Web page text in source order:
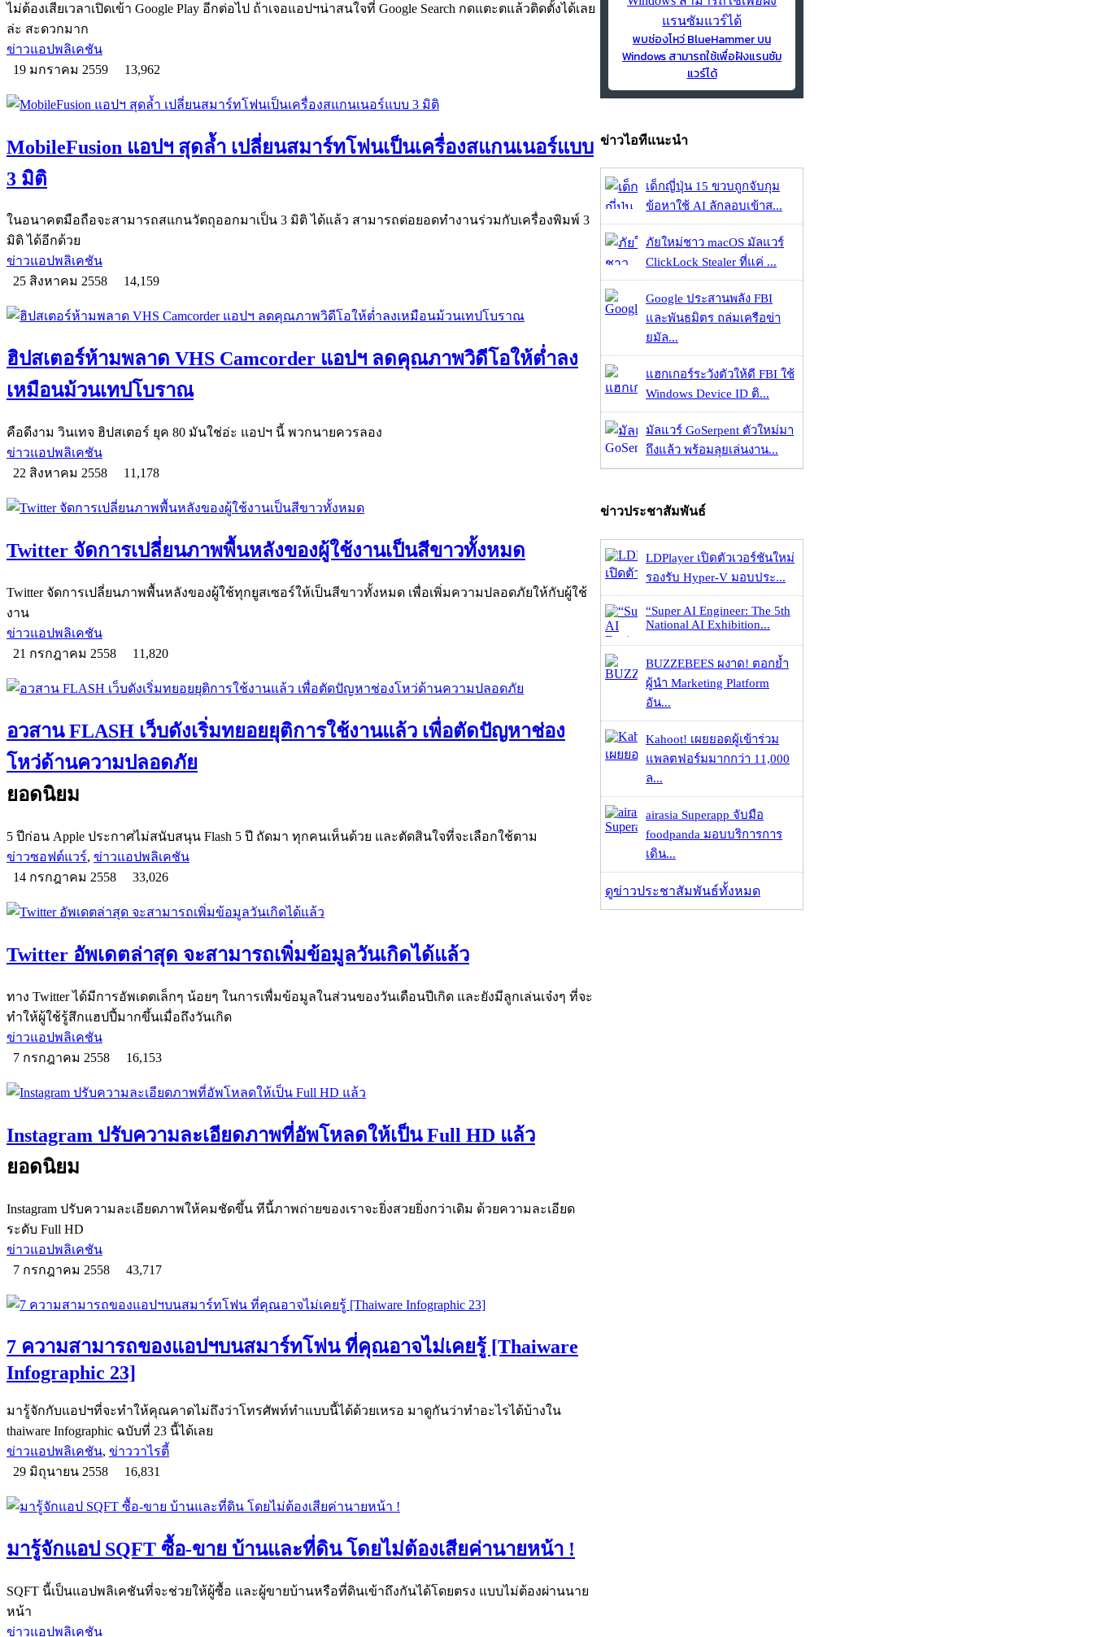
ไม่ต้องเสียเวลาเปิดเข้า Google Play อีกต่อไป ถ้าเจอแอปฯน่าสนใจที่ Google Search กดแตะตแล้วติดตั้งได้เลย
ล่ะ สะดวกมาก
ข่าวแอปพลิเคชัน
19 มกราคม 2559
13,962
MobileFusion แอปฯ สุดล้ำ เปลี่ยนสมาร์ทโฟนเป็นเครื่องสแกนเนอร์แบบ
3 มิติ
ในอนาคตมือถือจะสามารถสแกนวัตถุออกมาเป็น 3 มิติ ได้แล้ว สามารถต่อยอดทำงานร่วมกับเครื่องพิมพ์ 3
มิติ ได้อีกด้วย
ข่าวแอปพลิเคชัน
25 สิงหาคม 2558
14,159
ฮิปสเตอร์ห้ามพลาด VHS Camcorder แอปฯ ลดคุณภาพวิดีโอให้ต่ำลง
เหมือนม้วนเทปโบราณ
คือดีงาม วินเทจ ฮิปสเตอร์ ยุค 80 มันใช่อ่ะ แอปฯ นี้ พวกนายควรลอง
ข่าวแอปพลิเคชัน
22 สิงหาคม 2558
11,178
Twitter จัดการเปลี่ยนภาพพื้นหลังของผู้ใช้งานเป็นสีขาวทั้งหมด
Twitter จัดการเปลี่ยนภาพพื้นหลังของผู้ใช้ทุกยูสเซอร์ให้เป็นสีขาวทั้งหมด เพื่อเพิ่มความปลอดภัยให้กับผู้ใช้
งาน
ข่าวแอปพลิเคชัน
21 กรกฎาคม 2558
11,820
อวสาน FLASH เว็บดังเริ่มทยอยยุติการใช้งานแล้ว เพื่อตัดปัญหาช่อง
โหว่ด้านความปลอดภัย
ยอดนิยม
5 ปีก่อน Apple ประกาศไม่สนับสนุน Flash 5 ปี ถัดมา ทุกคนเห็นด้วย และตัดสินใจที่จะเลือกใช้ตาม
ข่าวซอฟต์แวร์, ข่าวแอปพลิเคชัน
14 กรกฎาคม 2558
33,026
Twitter อัพเดตล่าสุด จะสามารถเพิ่มข้อมูลวันเกิดได้แล้ว
ทาง Twitter ได้มีการอัพเดตเล็กๆ น้อยๆ ในการเพื่มข้อมูลในส่วนของวันเดือนปีเกิด และยังมีลูกเล่นเจ๋งๆ ที่จะ
ทำให้ผู้ใช้รู้สึกแฮปปี้มากขึ้นเมื่อถึงวันเกิด
ข่าวแอปพลิเคชัน
7 กรกฎาคม 2558
16,153
Instagram ปรับความละเอียดภาพที่อัพโหลดให้เป็น Full HD แล้ว
ยอดนิยม
Instagram ปรับความละเอียดภาพให้คมชัดขึ้น ทีนี้ภาพถ่ายของเราจะยิ่งสวยยิ่งกว่าเดิม ด้วยความละเอียด
ระดับ Full HD
ข่าวแอปพลิเคชัน
7 กรกฎาคม 2558
43,717
7 ความสามารถของแอปฯบนสมาร์ทโฟน ที่คุณอาจไม่เคยรู้ [Thaiware
Infographic 23]
มารู้จักกับแอปฯที่จะทำให้คุณคาดไม่ถึงว่าโทรศัพท์ทำแบบนี้ได้ด้วยเหรอ มาดูกันว่าทำอะไรได้บ้างใน
thaiware Infographic ฉบับที่ 23 นี้ได้เลย
ข่าวแอปพลิเคชัน, ข่าววาไรตี้
29 มิถุนายน 2558
16,831
มารู้จักแอป SQFT ซื้อ-ขาย บ้านและที่ดิน โดยไม่ต้องเสียค่านายหน้า !
SQFT นี้เป็นแอปพลิเคชันที่จะช่วยให้ผู้ซื้อ และผู้ขายบ้านหรือที่ดินเข้าถึงกันได้โดยตรง แบบไม่ต้องผ่านนาย
หน้า
ข่าวแอปพลิเคชัน
พบช่องโหว่ BlueHammer บน
Windows สามารถใช้เพื่อฝังแรนซัม
แวร์ได้
ข่าวไอทีแนะนำ
เด็กญี่ปุ่น 15 ขวบถูกจับกุม
ข้อหาใช้ AI ลักลอบเข้าส...
ภัยใหม่ชาว macOS มัลแวร์
ClickLock Stealer ที่แค่ ...
Google ประสานพลัง FBI
และพันธมิตร ถล่มเครือข่า
ยมัล...
แฮกเกอร์ระวังตัวให้ดี FBI ใช้
Windows Device ID ติ...
มัลแวร์ GoSerpent ตัวใหม่มา
ถึงแล้ว พร้อมลุยเล่นงาน...
ข่าวประชาสัมพันธ์
LDPlayer เปิดตัวเวอร์ชันใหม่
รองรับ Hyper-V มอบประ...
“Super AI Engineer: The 5th
National AI Exhibition...
BUZZEBEES ผงาด! ตอกย้ำ
ผู้นำ Marketing Platform
อัน...
Kahoot! เผยยอดผู้เข้าร่วม
แพลตฟอร์มมากกว่า 11,000
ล...
airasia Superapp จับมือ
foodpanda มอบบริการการ
เดิน...
ดูข่าวประชาสัมพันธ์ทั้งหมด